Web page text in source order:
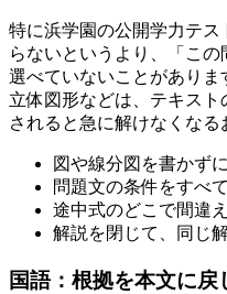
特に浜学園の公開学力テ
らないというより、「こ
選べていないことがありま
立体図形などは、テキス
されると急に解けなくなる
図や線分図を書かず
問題文の条件をすべ
途中式のどこで間違
解説を閉じて、同じ
国語：根拠を本文に戻